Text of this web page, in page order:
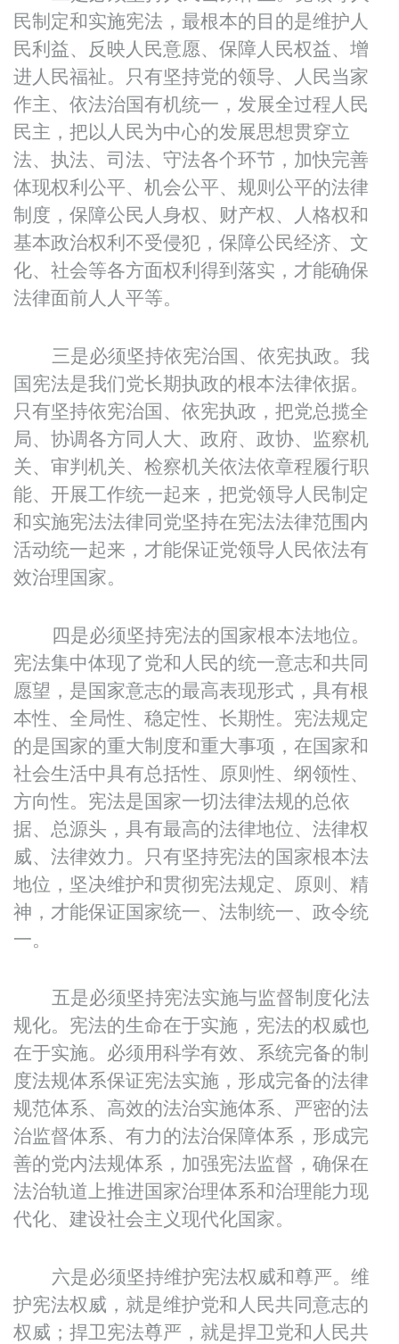
民制定和实施宪法，最根本的目的是维护人
民利益、反映人民意愿、保障人民权益、增
进人民福祉。只有坚持党的领导、人民当家
作主、依法治国有机统一，发展全过程人民
民主，把以人民为中心的发展思想贯穿立
法、执法、司法、守法各个环节，加快完善
体现权利公平、机会公平、规则公平的法律
制度，保障公民人身权、财产权、人格权和
基本政治权利不受侵犯，保障公民经济、文
化、社会等各方面权利得到落实，才能确保
法律面前人人平等。
三是必须坚持依宪治国、依宪执政。我
国宪法是我们党长期执政的根本法律依据。
只有坚持依宪治国、依宪执政，把党总揽全
局、协调各方同人大、政府、政协、监察机
关、审判机关、检察机关依法依章程履行职
能、开展工作统一起来，把党领导人民制定
和实施宪法法律同党坚持在宪法法律范围内
活动统一起来，才能保证党领导人民依法有
效治理国家。
四是必须坚持宪法的国家根本法地位。
宪法集中体现了党和人民的统一意志和共同
愿望，是国家意志的最高表现形式，具有根
本性、全局性、稳定性、长期性。宪法规定
的是国家的重大制度和重大事项，在国家和
社会生活中具有总括性、原则性、纲领性、
方向性。宪法是国家一切法律法规的总依
据、总源头，具有最高的法律地位、法律权
威、法律效力。只有坚持宪法的国家根本法
地位，坚决维护和贯彻宪法规定、原则、精
神，才能保证国家统一、法制统一、政令统
一。
五是必须坚持宪法实施与监督制度化法
规化。宪法的生命在于实施，宪法的权威也
在于实施。必须用科学有效、系统完备的制
度法规体系保证宪法实施，形成完备的法律
规范体系、高效的法治实施体系、严密的法
治监督体系、有力的法治保障体系，形成完
善的党内法规体系，加强宪法监督，确保在
法治轨道上推进国家治理体系和治理能力现
代化、建设社会主义现代化国家。
六是必须坚持维护宪法权威和尊严。维
护宪法权威，就是维护党和人民共同意志的
权威；捍卫宪法尊严，就是捍卫党和人民共